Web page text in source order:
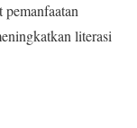
literasi